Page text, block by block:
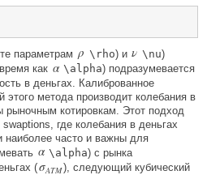
параметрам ρ \rho) и ν \nu)
как α \alpha) подразумевается
в деньгах. Калиброванное
этого метода производит колебания в
рыночным котировкам. Этот подход
где колебания в деньгах
наиболее часто и важны для
α \alpha) с рынка
(σATM), следующий кубический